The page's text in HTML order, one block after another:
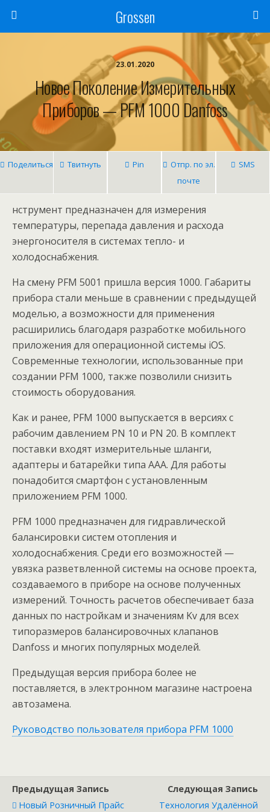
Grossen
23.01.2020
Новое Поколение Измерительных
Приборов — PFM 1000 Danfoss
Поделиться Твитнуть Pin
Отпр. по эл.
почте
SMS
нструмент предназначен для измерения
температуры, перепада давления и расхода
энергоносителя в системах тепло- и
холодоснабжения.
На смену PFM 5001 пришла версия 1000. Габариты
прибора стали меньше в сравнении с предыдущей
моделью, а возможности для применения
расширились благодаря разработке мобильного
приложения для операционной системы iOS.
Современные технологии, использованные при
создании PFM 1000, также позволили снизить
стоимость оборудования.
Как и ранее, PFM 1000 выпускается в версиях с
рабочим давлением PN 10 и PN 20. В комплект
поставки входят измерительные шланги,
адаптеры и батарейки типа AAA. Для работы
понадобится смартфон с установленным
приложением PFM 1000.
PFM 1000 предназначен для гидравлической
балансировки систем отопления и
холодоснабжения. Среди его возможностей —
увязка разветвленной системы на основе проекта,
создаваемого в приборе на основе полученных
измерений. Точность расчетов обеспечивает база
данных по настройкам и значениям Kv для всех
типоразмеров балансировочных клапанов
Danfoss и многих популярных моделей.
Предыдущая версия прибора более не
поставляется, в электронном магазине настроена
автозамена.
Руководство пользователя прибора PFM 1000
Предыдущая Запись
Новый Розничный Прайс
Следующая Запись
Технология Удалённой